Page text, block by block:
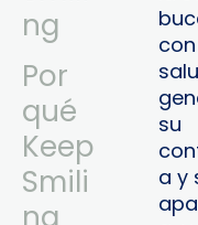
ng
Por
qué
Keep
Smili
su
a y